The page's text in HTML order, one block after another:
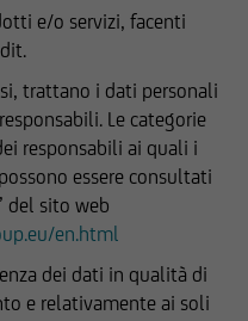
e/o servizi, facenti
trattano i dati personali
Le categorie
responsabili ai quali i
essere consultati
del sito web
en.html
dei dati in qualità di
e relativamente ai soli
sulla base
pubblicati sul
di Milano e le
UniCredit
in conflitto di
ed agli strumenti
informazioni e
le stesse
comprare, detenere